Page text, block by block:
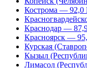
Кострома — 92,0
Краснодар —
Красноярск —
Курская
Кызыл
Лимасол